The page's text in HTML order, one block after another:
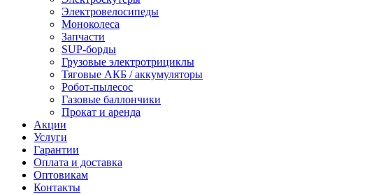
Электровелосипеды
Моноколеса
Запчасти
SUP-борды
Грузовые электротрициклы
Тяговые АКБ / аккумуляторы
Робот-пылесос
Газовые баллончики
Прокат и аренда
Акции
Услуги
Гарантии
Оплата и доставка
Оптовикам
Контакты